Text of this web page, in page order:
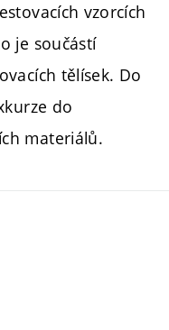
vzorcích
je součástí
tělísek. Do
do
materiálů.